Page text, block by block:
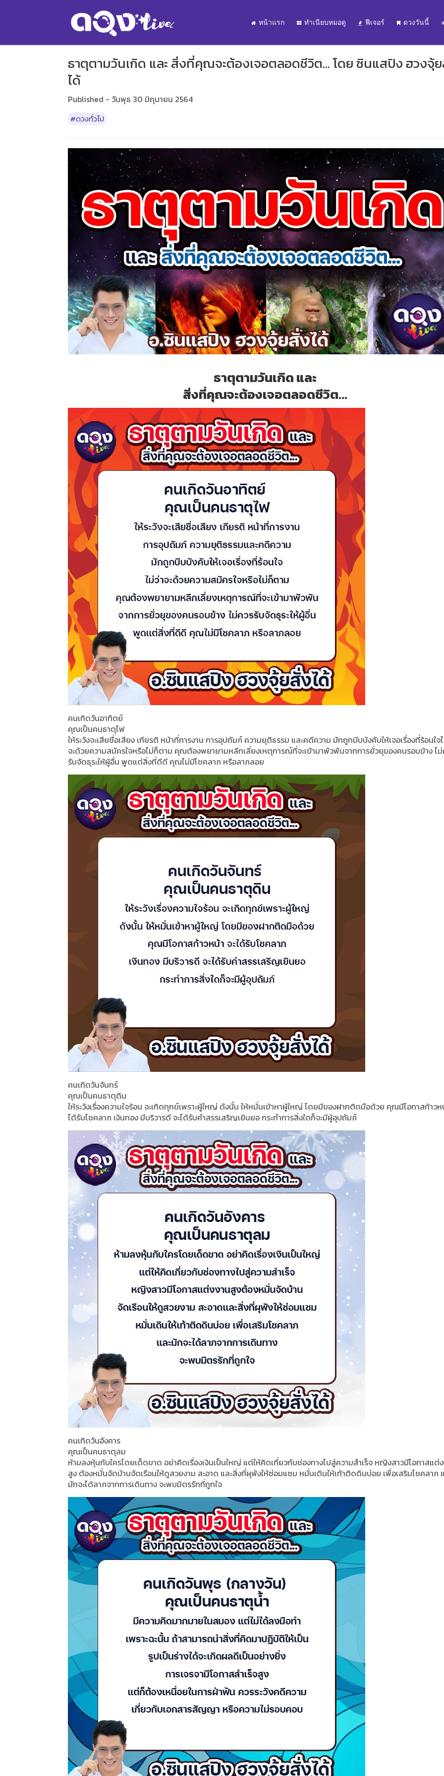
หน้าแรก ทำเนียบหมอดู ฟีเจอร์ ดวงวันนี้
ธาตุตามวันเกิด และ สิ่งที่คุณจะต้องเจอตลอดชีวิต... โดย ซินแสปิง ฮวงจุ้
ได้
Published - วันพุธ 30 มิถุนายน 2564
#ดวงทั่วไป
ธาตุตามวันเกิด และ
สิ่งที่คุณจะต้องเจอตลอดชีวิต...
คนเกิดวันอาทิตย์
คุณเป็นคนธาตุไฟ
ให้ระวังจะเสียชื่อเสียง เกียรติ หน้าที่การงาน การอุปถัมภ์ ความยุติธรรม และคดีความ มักถูกบีบบังคับให้เจอเรื่องที่ร้อนใจ
จะด้วยความสมัครใจหรือไม่ก็ตาม คุณต้องพยายามหลีกเลี่ยงเหตุการณ์ที่จะเข้ามาพัวพันจากการยั่วยุของคนรอบข้าง ไ
รับจัดธุระให้ผู้อื่น พูดแต่สิ่งที่ดีดี คุณไม่มีโชคลาภ หรือลาภลอย
คนเกิดวันจันทร์
คุณเป็นคนธาตุดิน
ให้ระวังเรื่องความใจร้อน จะเกิดทุกข์เพราะผู้ใหญ่ ดังนั้น ให้หมั่นเข้าหาผู้ใหญ่ โดยมีของฝากติดมือด้วย คุณมีโอกาสก้าวห
ได้รับโชคลาภ เงินทอง มีบริวารดี จะได้รับคำสรรเสริญเยินยอ กระทำการสิ่งใดก็จะมีผู้อุปถัมภ์
คนเกิดวันอังคาร
คุณเป็นคนธาตุลม
ห้ามลงหุ้นกับใครโดยเด็ดขาด อย่าคิดเรื่องเงินเป็นใหญ่ แต่ให้คิดเกี่ยวกับช่องทางไปสู่ความสำเร็จ หญิงสาวมีโอกาสแต่
สูง ต้องหมั่นจัดบ้านจัดเรือนให้ดูสวยงาม สะอาด และสิ่งที่ผุพังให้ซ่อมแซม หมั่นเดินให้เท้าติดดินบ่อย เพื่อเสริมโชคลาภ
มักจะได้ลาภจากการเดินทาง จะพบมิตรรักที่ถูกใจ